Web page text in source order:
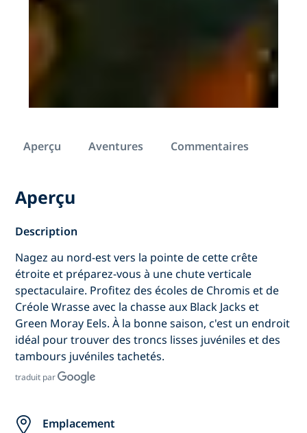
Aperçu Aventures Commentaires
Aperçu
Description
Nagez au nord-est vers la pointe de cette crête
étroite et préparez-vous à une chute verticale
spectaculaire. Profitez des écoles de Chromis et de
Créole Wrasse avec la chasse aux Black Jacks et
Green Moray Eels. À la bonne saison, c'est un endroit
idéal pour trouver des troncs lisses juvéniles et des
tambours juvéniles tachetés.
traduit par
Emplacement